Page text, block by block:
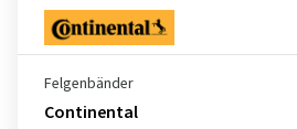
Felgenbänder
Continental